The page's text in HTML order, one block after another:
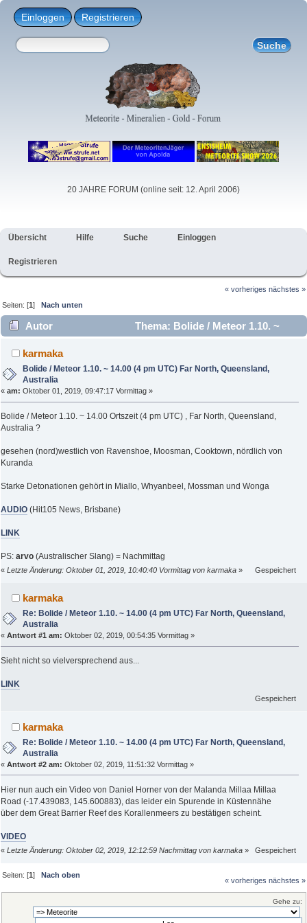
Einloggen Registrieren
20 JAHRE FORUM (online seit: 12. April 2006)
Übersicht Hilfe Suche Einloggen
Registrieren
« vorheriges nächstes »
Seiten: [1]Nach unten
Autor
Thema: Bolide / Meteor 1.10. ~
14.00 (4 pm UTC) Far North, Queensland, Australia (Gelesen
3439 mal)
karmaka
Bolide / Meteor 1.10. ~ 14.00 (4 pm UTC) Far North, Queensland,
Australia
« am: Oktober 01, 2019, 09:47:17 Vormittag »
Bolide / Meteor 1.10. ~ 14.00 Ortszeit (4 pm UTC) , Far North, Queensland,
Australia ?
gesehen (nord)westlich von Ravenshoe, Moosman, Cooktown, nördlich von
Kuranda
Starke Detonationen gehört in Miallo, Whyanbeel, Mossman und Wonga
AUDIO (Hit105 News, Brisbane)
LINK
PS: arvo (Australischer Slang) = Nachmittag
« Letzte Änderung: Oktober 01, 2019, 10:40:40 Vormittag von karmaka » Gespeichert
karmaka
Re: Bolide / Meteor 1.10. ~ 14.00 (4 pm UTC) Far North, Queensland,
Australia
« Antwort #1 am: Oktober 02, 2019, 00:54:35 Vormittag »
Sieht nicht so vielversprechend aus...
LINK
Gespeichert
karmaka
Re: Bolide / Meteor 1.10. ~ 14.00 (4 pm UTC) Far North, Queensland,
Australia
« Antwort #2 am: Oktober 02, 2019, 11:51:32 Vormittag »
Hier nun auch ein Video von Daniel Horner von der Malanda Millaa Millaa
Road (-17.439083, 145.600883), das leider ein Spurende in Küstennähe
über dem Great Barrier Reef des Korallenmeers zu bestätigen scheint.
VIDEO
« Letzte Änderung: Oktober 02, 2019, 12:12:59 Nachmittag von karmaka » Gespeichert
Seiten: [1]Nach oben
« vorheriges nächstes »
Gehe zu: